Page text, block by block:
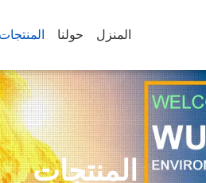
المنزل حولنا المنتجات
المنتجات